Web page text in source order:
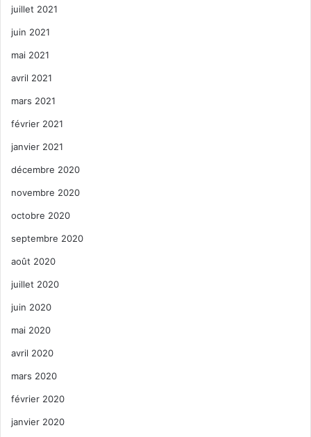
juillet 2021
juin 2021
mai 2021
avril 2021
mars 2021
février 2021
janvier 2021
décembre 2020
novembre 2020
octobre 2020
septembre 2020
août 2020
juillet 2020
juin 2020
mai 2020
avril 2020
mars 2020
février 2020
janvier 2020